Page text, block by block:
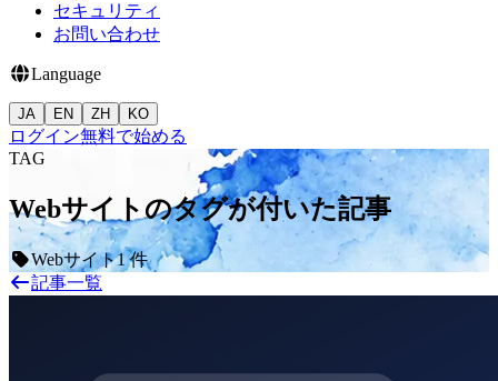
セキュリティ
お問い合わせ
Language
JA EN ZH KO
ログイン無料で始める
TAG
Webサイトのタグが付いた記事
Webサイト1 件
記事一覧